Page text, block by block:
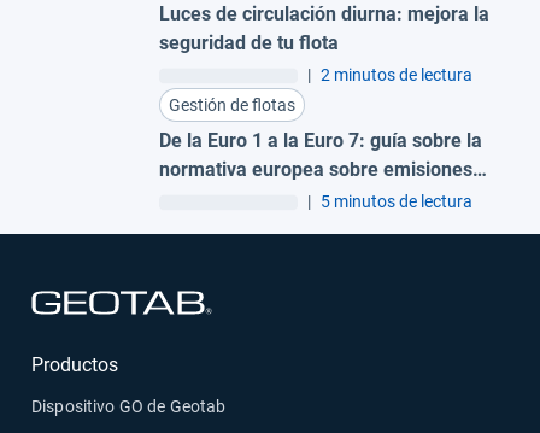
Luces de circulación diurna: mejora la
seguridad de tu flota
| 2 minutos de lectura
Gestión de flotas
De la Euro 1 a la Euro 7: guía sobre la
normativa europea sobre emisiones
| 5 minutos de lectura
Productos
Dispositivo GO de Geotab